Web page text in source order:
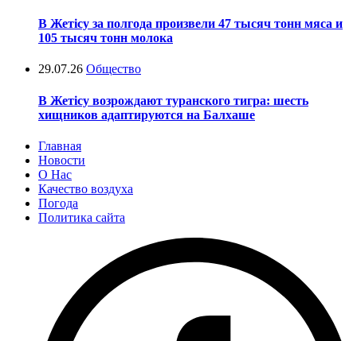
В Жетісу за полгода произвели 47 тысяч тонн мяса и
105 тысяч тонн молока
29.07.26 Общество
В Жетісу возрождают туранского тигра: шесть
хищников адаптируются на Балхаше
Главная
Новости
О Нас
Качество воздуха
Погода
Политика сайта